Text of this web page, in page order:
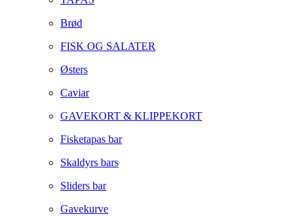
Brød
FISK OG SALATER
Østers
Caviar
GAVEKORT & KLIPPEKORT
Fisketapas bar
Skaldyrs bars
Sliders bar
Gavekurve